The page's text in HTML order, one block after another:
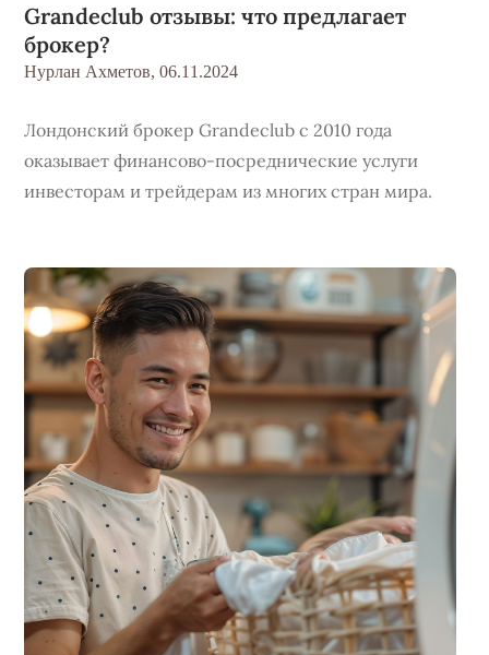
Grandeclub отзывы: что предлагает
брокер?
Нурлан Ахметов, 06.11.2024
Лондонский брокер Grandeclub с 2010 года
оказывает финансово-посреднические услуги
инвесторам и трейдерам из многих стран мира.